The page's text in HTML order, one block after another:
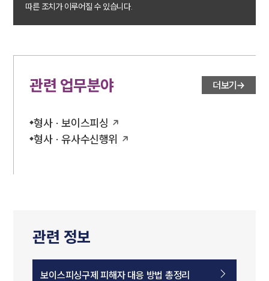
따른 조치가 이루어질 수 있습니다.
관련 업무분야 더보기
형사 · 보이스피싱
형사 · 유사수신행위
관련 정보
보이스피싱구제 피해자 대응 방법 총정리